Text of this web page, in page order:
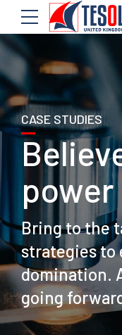
CASE STUDIES
Bring to the
strategies to
domination.
going